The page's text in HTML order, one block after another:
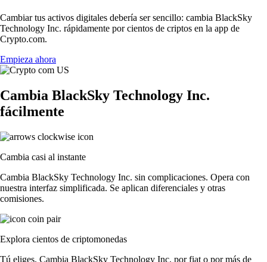
Cambiar tus activos digitales debería ser sencillo: cambia BlackSky
Technology Inc. rápidamente por cientos de criptos en la app de
Crypto.com.
Empieza ahora
Cambia BlackSky Technology Inc.
fácilmente
Cambia casi al instante
Cambia BlackSky Technology Inc. sin complicaciones. Opera con
nuestra interfaz simplificada. Se aplican diferenciales y otras
comisiones.
Explora cientos de criptomonedas
Tú eliges. Cambia BlackSky Technology Inc. por fiat o por más de